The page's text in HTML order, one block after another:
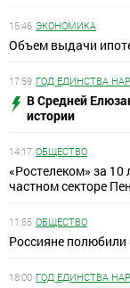
15:46 ЭКОНОМИКА
Объем выдачи
17:59 ГОД ЕДИНСТВА
В Средней
истории
14:17 ОБЩЕСТВО
«Ростелеком» за 10
частном секторе
11:55 ОБЩЕСТВО
Россияне полюбили
18:00 ГОД ЕДИНСТВА